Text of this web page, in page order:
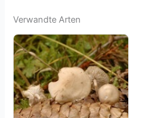
Verwandte Arten